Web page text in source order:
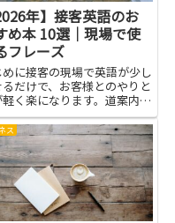
年】接客英語のお
め本 10選｜現場で使
フレーズ
めに接客の現場で英語が少し
だけで、お客様とのやりと
軽く楽になります。道案内や
ーの説明、質問への答えが
ズになり、待ち時間の不安
ぎます。この記事は、現場
るフレーズを身につける手
なる本を紹介します。実
ス